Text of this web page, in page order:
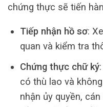
chứng thực sẽ tiến
Tiếp nhận hồ sơ:
quan và kiểm tra
Chứng thực chữ ký
có thù lao và
nhận ủy quyền,